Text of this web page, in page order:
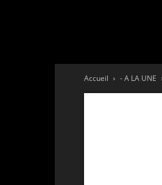
Accueil - A LA UNE